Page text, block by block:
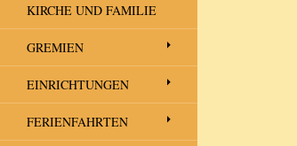
KIRCHE UND FAMILIE
GREMIEN
EINRICHTUNGEN
FERIENFAHRTEN